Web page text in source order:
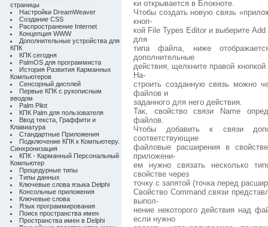
страницы
Настройки DreamWeaver
Создание CSS
Распространение Internet
Концепция WWW
Дополнительные устройства для
КПК
КПК сегодня
PalmOS для программиста
История Развития Карманных
Компьютеров
Сенсорный дисплей
Первые КПК с рукописным
вводом
Palm Pilot
КПК Palm для пользователя
Ввод текста, Граффити и
Клавиатура
Стандартные Приложения
Подключение КПК к Компьютеру.
Синхронизация
КПК - Карманный Персональный
Компьютер
Процедурные типы
Типы данных
Ключевые слова языка Delphi
Консольные приложения
Ключевые слова
Язык программирования
Поиск пространства имен
Пространства имен в Delphi
ки открывается в Блокноте.
Чтобы создать новую связь
кноп-
кой File Types Editor и выберите
для
типа файла, ниже
дополнительные
действия, щелкните правой
На-
строить созданную связь можно
файлов и
заданного для него действия.
Так, свойство связи Name
файлов.
Чтобы добавить к связи
соответствующие
файловые расширения в
приложени-
ем нужно связать несколько
свойстве через
точку с запятой (точка перед
Свойство Command связи
выпол-
нение некоторого действия над
если нужно